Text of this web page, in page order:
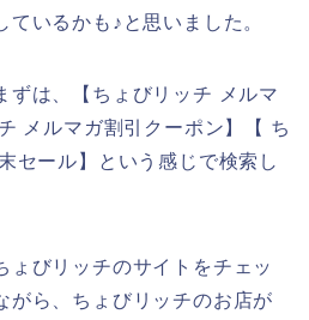
いるかも♪と思いました。
ずは、【ちょびリッチ メルマ
メルマガ割引クーポン】【 ち
セール】という感じで検索し
ょびリッチのサイトをチェッ
がら、ちょびリッチのお店が